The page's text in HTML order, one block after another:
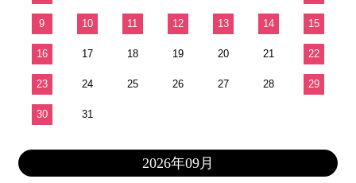
9 10 11 12 13 14 15
16 17 18 19 20 21 22
23 24 25 26 27 28 29
30 31
2026年09月